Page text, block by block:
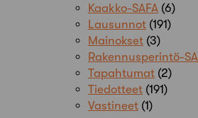
Kaakko-SAFA (6)
Lausunnot (191)
Mainokset (3)
Rakennusperintö-
Tapahtumat (2)
Tiedotteet (191)
Vastineet (1)